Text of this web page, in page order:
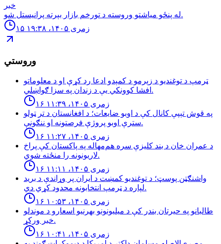
خبر
له پنځو مياشتو وروسته د تورخم بازار بېرته پرانيستل شو.
۱۵ زمری ۱۴۰۵، ۱۹:۳۸
وروستي
ټرمپ د توغندیو د زېرمو د کمېدو ادعا رد کړې او د معلوماتو
افشا کوونکي یې د زندان په سزا ګواښلي.
۱۶ زمری ۱۴۰۵، ۱۱:۳۹
په قوش تېپې کانال کې د اوبو ضایعات؛ د افغانستان د تر ټولو
سترې اوبو پروژې فرصتونه او ننګونې.
۱۶ زمری ۱۴۰۵، ۱۱:۲۷
د عمران خان د بند کلیزې سره هم‌مهاله په پاکستان کې پراخ
لاریونونه را منځته شوي.
۱۶ زمری ۱۴۰۵، ۱۱:۱۱
واشنګټن پوسټ؛ د توغندیو کمښت د ایران پر وړاندې د برید
لپاره د ټرمپ انتخابونه محدود کړي دي.
۱۶ زمری ۱۴۰۵، ۱۰:۵۳
طالبانو په حیرتان بندر کې د میلیونونو بهرنیو اسعارو د موندلو
خبر ورکړ.
۱۶ زمری ۱۴۰۵، ۱۰:۴۱